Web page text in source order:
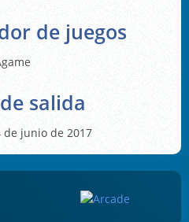
de juegos
salida
de junio de 2017